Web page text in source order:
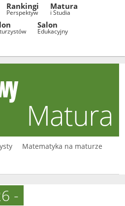
Rankingi
Perspektyw
Matura
i Studia
Salon
Edukacyjny
Matura
Matematyka na maturze
-